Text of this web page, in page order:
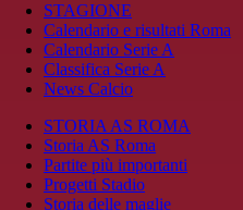
STAGIONE
Calendario e risultati Roma
Calendario Serie A
Classifica Serie A
News Calcio
STORIA AS ROMA
Storia AS Roma
Partite più importanti
Progetti Stadio
Storia delle maglie